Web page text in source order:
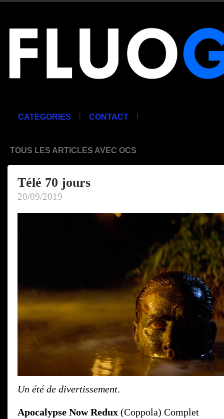
CATEGORIES | CONTACT |
TOUS LES ARTICLES AVEC OCS
Télé 70 jours
20/09/2019
Un été de divertissement.
Apocalypse Now Redux (Coppola) Complet